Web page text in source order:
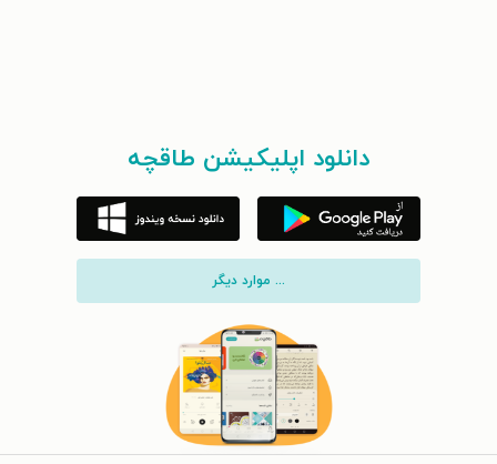
دانلود اپلیکیشن طاقچه
... موارد دیگر